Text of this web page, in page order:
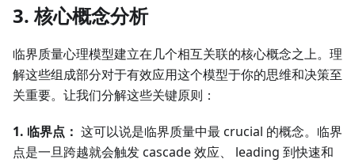
3. 核心概念分析
临界质量心理模型建立在几个相互关联的核心概念之上。理
解这些组成部分对于有效应用这个模型于你的思维和决策至
关重要。让我们分解这些关键原则：
1. 临界点： 这可以说是临界质量中最 crucial 的概念。临界
点是一旦跨越就会触发 cascade 效应、 leading 到快速和